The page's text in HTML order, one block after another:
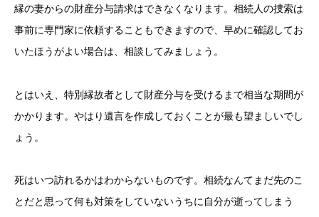
縁の妻からの財産分与請求はできなくなります。相続人の捜索は
事前に専門家に依頼することもできますので、早めに確認してお
いたほうがよい場合は、相談してみましょう。
とはいえ、特別縁故者として財産分与を受けるまで相当な期間が
かかります。やはり遺言を作成しておくことが最も望ましいでし
ょう。
死はいつ訪れるかはわからないものです。相続なんてまだ先のこ
とだと思って何も対策をしていないうちに自分が逝ってしまう